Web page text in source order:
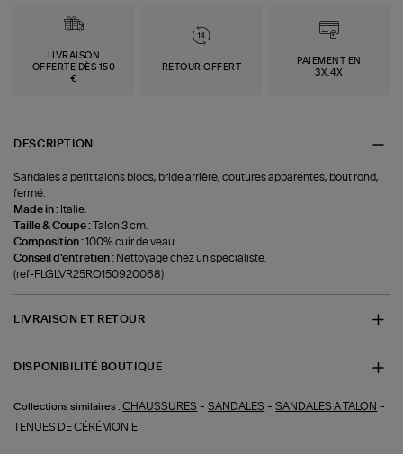
LIVRAISON
OFFERTE DÈS 150
€
RETOUR OFFERT
PAIEMENT EN
3X,4X
DESCRIPTION
Sandales a petit talons blocs, bride arrière, coutures apparentes, bout rond,
fermé.
Made in : Italie.
Taille & Coupe :
Talon 3 cm.
Composition :100% cuir de veau.
Conseil d'entretien : Nettoyage chez un spécialiste.
(ref-FLGLVR25RO150920068)
LIVRAISON ET RETOUR
DISPONIBILITÉ BOUTIQUE
Collections similaires : CHAUSSURES -SANDALES -SANDALES A TALON -
TENUES DE CÉRÉMONIE